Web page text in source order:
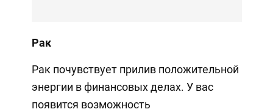
Рак
Рак почувствует прилив положительной
энергии в финансовых делах. У вас
появится возможность